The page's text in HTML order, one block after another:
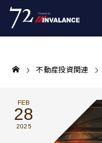
不動産投資関連
FEB
28
2025